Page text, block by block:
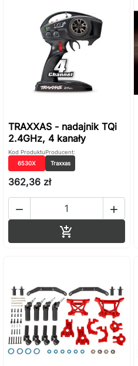
TRAXXAS - nadajnik TQi
2.4GHz, 4 kanały
Kod Produktu
6530X
Producent:
Traxxas
362,36 zł
 
